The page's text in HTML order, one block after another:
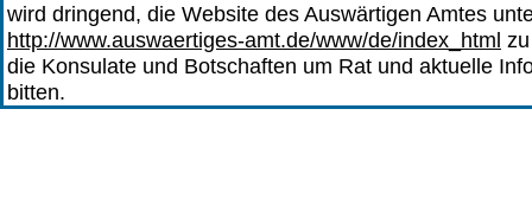
wird dringend, die Website des Auswärtigen Amtes
http://www.auswaertiges-amt.de/www/de/index_html
die Konsulate und Botschaften um Rat und aktuelle
bitten.